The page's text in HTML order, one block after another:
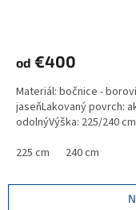
od €400
Materiál: bočnice -
jaseňLakovaný povrch:
odolnýVýška: 225/240
225 cm
240 cm